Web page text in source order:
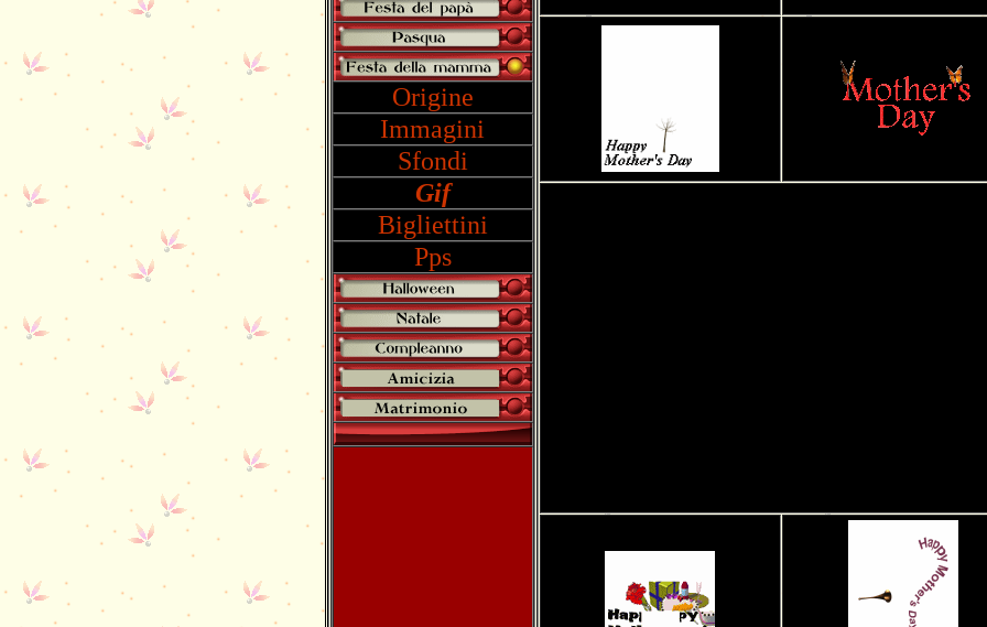
Origine
Immagini
Sfondi
Gif
Bigliettini
Pps